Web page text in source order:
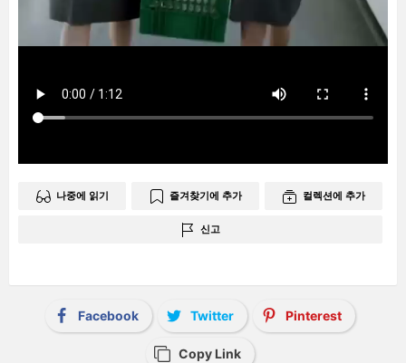
나중에 읽기 즐겨찾기에 추가 컬렉션에 추가
신고
Facebook Twitter Pinterest
Copy Link